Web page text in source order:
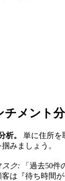
チメント
析。
単に住所を
みましょう。
スク: 「過去50件
は『待ち時間